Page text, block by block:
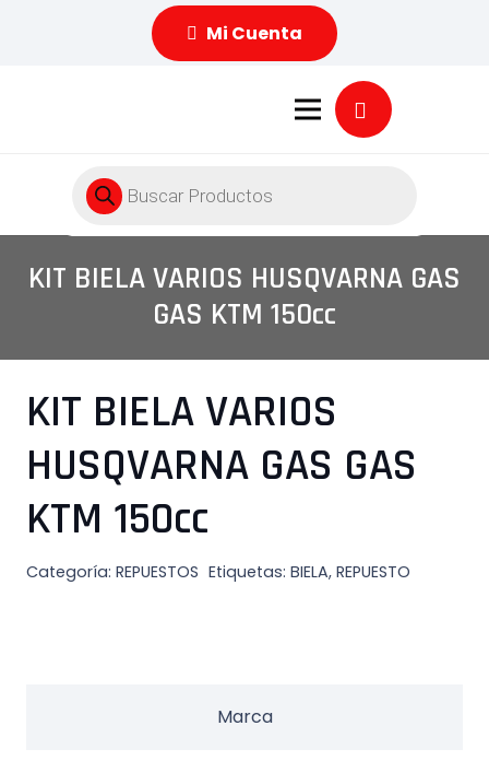
Mi Cuenta
Búsqueda
de
productos
KIT BIELA VARIOS HUSQVARNA GAS
GAS KTM 150cc
KIT BIELA VARIOS
HUSQVARNA GAS GAS
KTM 150cc
Categoría: REPUESTOS Etiquetas: BIELA, REPUESTO
Marca